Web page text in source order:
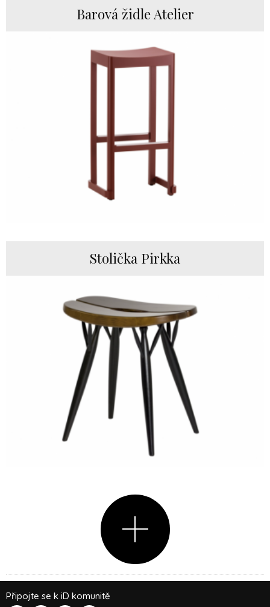
Barová židle Atelier
Stolička Pirkka
Připojte se k iD komunitě